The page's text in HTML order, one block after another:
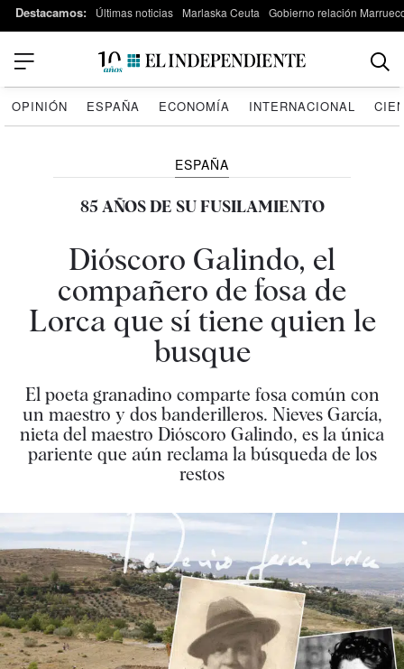
Destacamos: Últimas noticias Marlaska Ceuta Gobierno relación
OPINIÓN ESPAÑA ECONOMÍA INTERNACIONAL
ESPAÑA
85 AÑOS DE SU FUSILAMIENTO
Dióscoro Galindo, el
compañero de fosa de
Lorca que sí tiene quien le
busque
El poeta granadino comparte fosa común con
un maestro y dos banderilleros. Nieves García,
nieta del maestro Dióscoro Galindo, es la única
pariente que aún reclama la búsqueda de los
restos